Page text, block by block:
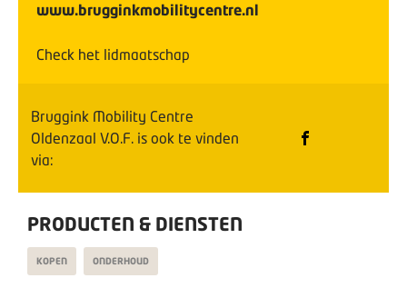
www.brugginkmobilitycentre.nl
Check het lidmaatschap
Bruggink Mobility Centre
Oldenzaal V.O.F. is ook te vinden
via:
PRODUCTEN & DIENSTEN
KOPEN ONDERHOUD